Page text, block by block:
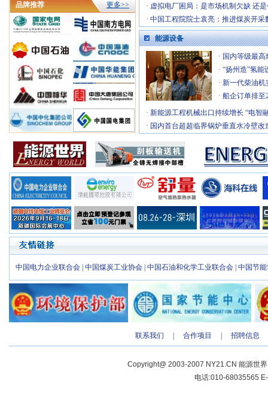
品牌推荐 更多>>
· 虚拟电厂困局：是市场机制欠缺 还
· 中国工程院院士袁亮：推进煤炭开
能源设备
· 国内等级最
· “扬州造”氢能
· 新一代柴油
· 船企订单排
· 新能源工程机械出口持续增长 “电智
· 国内首台超超临界锅炉垂直水冷壁
中国电力企业联合会 中国煤炭工业协会 中国石油和化学工业联合会 中国节
联系我们 合作项目 招聘信息
Copyright@ 2003-2007 NY21.CN 能源世
电话:010-68035565